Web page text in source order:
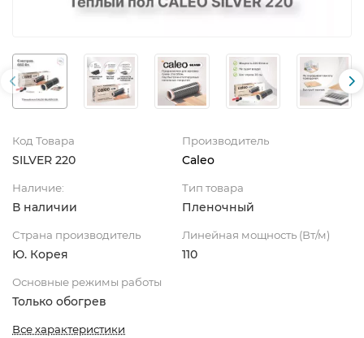
Код Товара
SILVER 220
Производитель
Caleo
Наличие:
В наличии
Тип товара
Пленочный
Страна производитель
Ю. Корея
Линейная мощность (Вт/м)
110
Основные режимы работы
Только обогрев
Все характеристики